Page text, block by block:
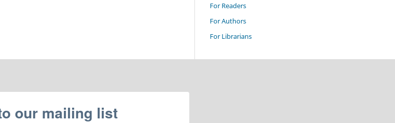
For Readers
For Authors
For Librarians